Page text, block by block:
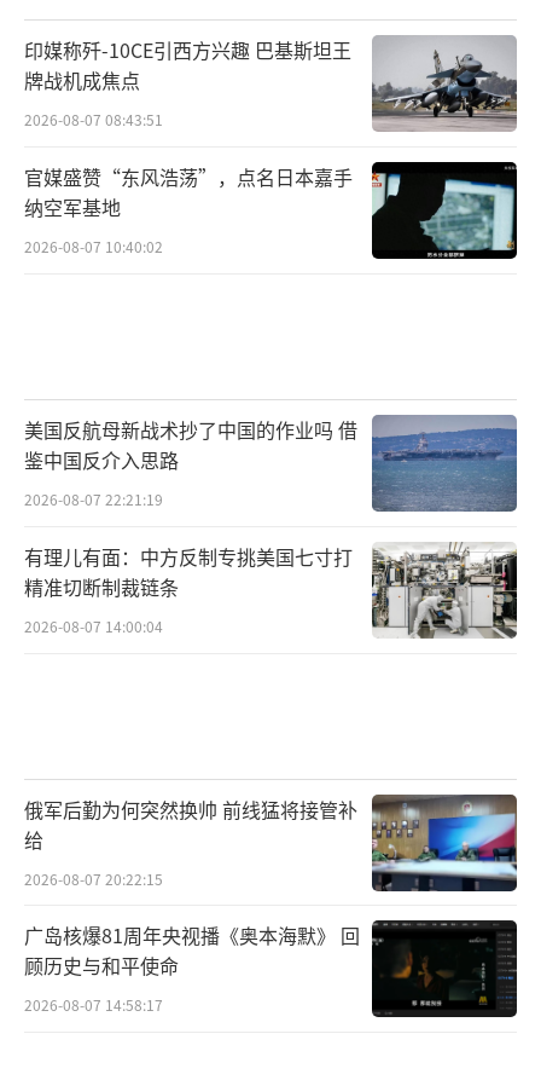
印媒称歼-10CE引西方兴趣 巴基斯坦王
牌战机成焦点
2026-08-07 08:43:51
官媒盛赞“东风浩荡”，点名日本嘉手
纳空军基地
2026-08-07 10:40:02
美国反航母新战术抄了中国的作业吗 借
鉴中国反介入思路
2026-08-07 22:21:19
有理儿有面：中方反制专挑美国七寸打
精准切断制裁链条
2026-08-07 14:00:04
俄军后勤为何突然换帅 前线猛将接管补
给
2026-08-07 20:22:15
广岛核爆81周年央视播《奥本海默》 回
顾历史与和平使命
2026-08-07 14:58:17